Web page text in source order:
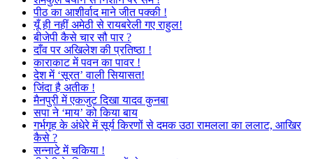
पीठ का आशीर्वाद माने जीत पक्की !
यूँ ही नहीं अमेठी से रायबरेली गए राहुल!
बीजेपी कैसे चार सौ पार ?
दाँव पर अखिलेश की प्रतिष्ठा !
काराकाट में पवन का पावर !
देश में ‘सूरत’ वाली सियासत!
जिंदा है अतीक !
मैनपुरी में एकजुट दिखा यादव कुनबा
सपा ने ‘माय’ को किया बाय
गर्भगृह के अंधेरे में सूर्य किरणों से दमक उठा रामलला का ललाट, आखिर
कैसे ?
सन्नाटे में चकिया !